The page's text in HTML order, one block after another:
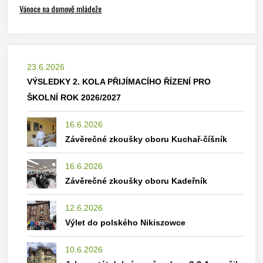
Vánoce na domově mládeže
23.6.2026
VÝSLEDKY 2. KOLA PŘIJÍMACÍHO ŘÍZENÍ PRO
ŠKOLNÍ ROK 2026/2027
16.6.2026
Závěrečné zkoušky oboru Kuchař-číšník
16.6.2026
Závěrečné zkoušky oboru Kadeřník
12.6.2026
Výlet do polského Nikiszowce
10.6.2026